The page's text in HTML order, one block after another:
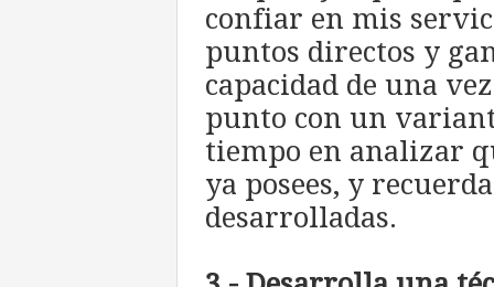
confiar en mis
puntos directos y
capacidad de una
punto con un
tiempo en analizar
ya posees, y
desarrolladas.